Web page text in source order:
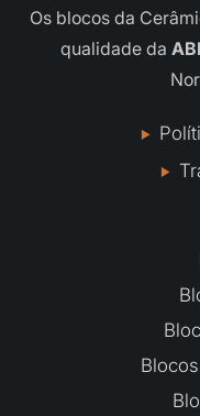
Os blocos da
qualidade da